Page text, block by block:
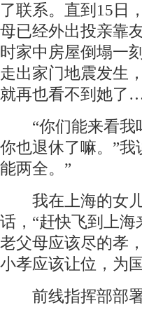
了联系。直到15日
母已经外出投亲靠
时家中房屋倒塌一
走出家门地震发生
就再也看不到她
“你们能来看我
你也退休了嘛。”
能两全。”
我在上海的女儿
话，“赶快飞到上
老父母应该尽的孝
小孝应该让位，为
前线指挥部部署